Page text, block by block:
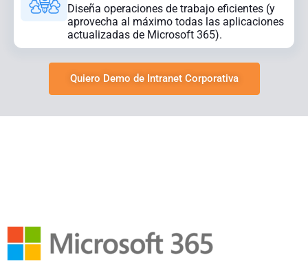
Diseña operaciones de trabajo eficientes (y
aprovecha al máximo todas las aplicaciones
actualizadas de Microsoft 365).
Quiero Demo de Intranet Corporativa